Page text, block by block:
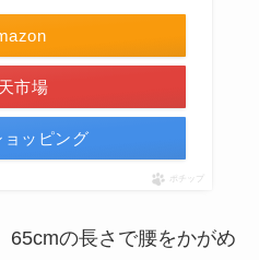
市場
ョッピング
ポチップ
65cmの長さで腰をかがめ